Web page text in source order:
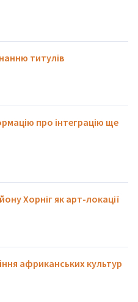
титулів
про інтеграцію ще
Хорніг як арт-локації
африканських культур